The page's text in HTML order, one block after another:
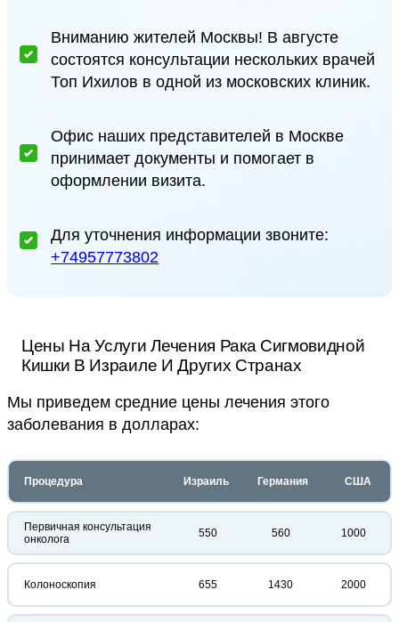
Вниманию жителей Москвы! В августе
состоятся консультации нескольких врачей
Топ Ихилов в одной из московских клиник.
Офис наших представителей в Москве
принимает документы и помогает в
оформлении визита.
Для уточнения информации звоните:
+74957773802
Цены На Услуги Лечения Рака Сигмовидной
Кишки В Израиле И Других Странах
Мы приведем средние цены лечения этого
заболевания в долларах:
Процедура Израиль Германия США
Первичная консультация
онколога
550 560 1000
Колоноскопия 655 1430 2000